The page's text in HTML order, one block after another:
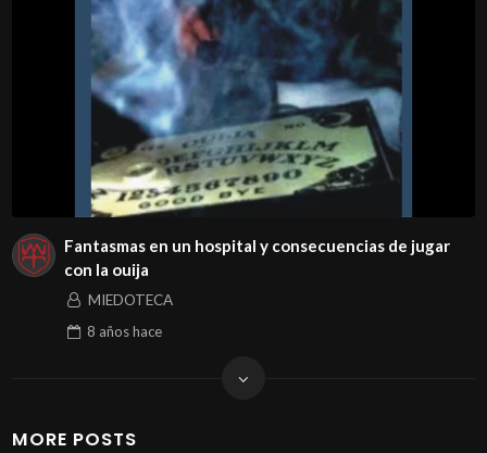
Fantasmas en un hospital y consecuencias de jugar
con la ouija
MIEDOTECA
8 añoshace
MORE POSTS